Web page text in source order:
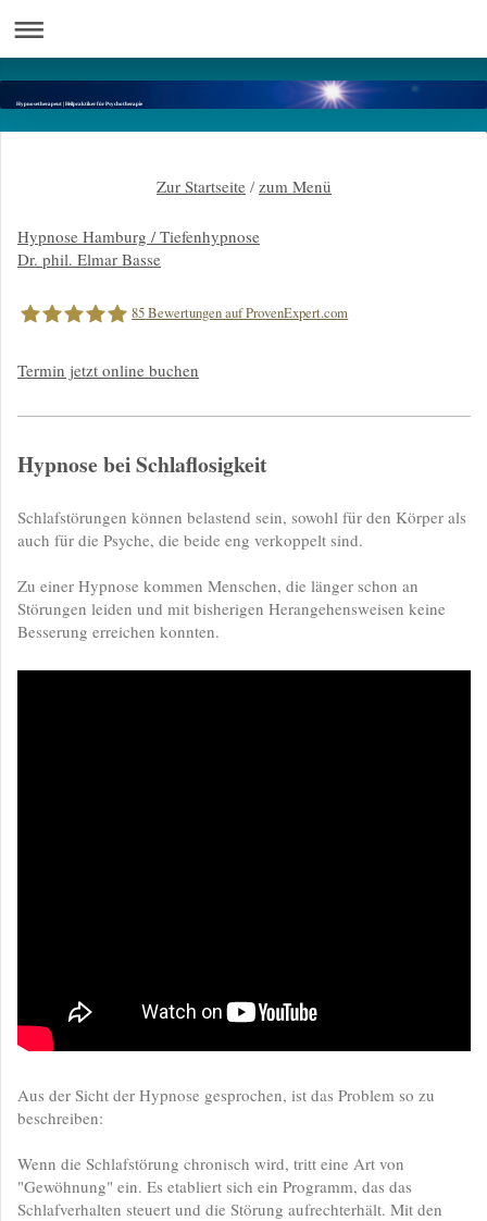
Hypnosetherapeut | Heilpraktiker für Psychotherapie
Zur Startseite / zum Menü
Hypnose Hamburg / Tiefenhypnose
Dr. phil. Elmar Basse
Dr.phil.Elmar Basse |Hypnose Hamburg
85Bewertungen auf ProvenExpert.com
Termin jetzt online buchen
Hypnose bei Schlaflosigkeit
Schlafstörungen können belastend sein, sowohl für den Körper als
auch für die Psyche, die beide eng verkoppelt sind.
Zu einer Hypnose kommen Menschen, die länger schon an
Störungen leiden und mit bisherigen Herangehensweisen keine
Besserung erreichen konnten.
Aus der Sicht der Hypnose gesprochen, ist das Problem so zu
beschreiben:
Wenn die Schlafstörung chronisch wird, tritt eine Art von
"Gewöhnung" ein. Es etabliert sich ein Programm, das das
Schlafverhalten steuert und die Störung aufrechterhält. Mit den